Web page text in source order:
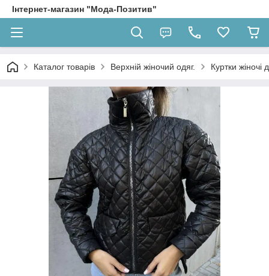
Інтернет-магазин "Мода-Позитив"
Каталог товарів Верхній жіночий одяг. Куртки жіночі